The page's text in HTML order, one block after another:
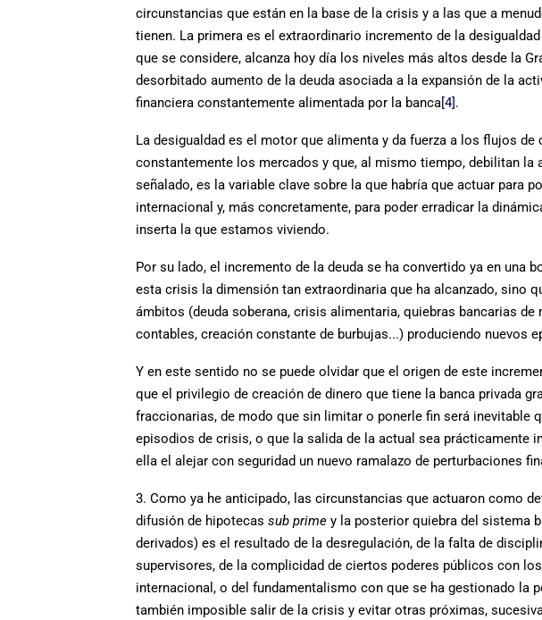
circunstancias que están en la base de la crisis y a las que a
tienen. La primera es el extraordinario incremento de la
que se considere, alcanza hoy día los niveles más altos desde la
desorbitado aumento de la deuda asociada a la expansión de la
financiera constantemente alimentada por la banca[4].
La desigualdad es el motor que alimenta y da fuerza a los flujos
constantemente los mercados y que, al mismo tiempo, debilitan la
señalado, es la variable clave sobre la que habría que actuar para
internacional y, más concretamente, para poder erradicar la
inserta la que estamos viviendo.
Por su lado, el incremento de la deuda se ha convertido ya en una
esta crisis la dimensión tan extraordinaria que ha alcanzado, sino
ámbitos (deuda soberana, crisis alimentaria, quiebras bancarias
contables, creación constante de burbujas...) produciendo nuevos
Y en este sentido no se puede olvidar que el origen de este
que el privilegio de creación de dinero que tiene la banca privada
fraccionarias, de modo que sin limitar o ponerle fin será inevitable
episodios de crisis, o que la salida de la actual sea prácticamente
ella el alejar con seguridad un nuevo ramalazo de perturbaciones
3. Como ya he anticipado, las circunstancias que actuaron como
difusión de hipotecas sub prime y la posterior quiebra del sistema
derivados) es el resultado de la desregulación, de la falta de
supervisores, de la complicidad de ciertos poderes públicos con
internacional, o del fundamentalismo con que se ha gestionado la
también imposible salir de la crisis y evitar otras próximas,